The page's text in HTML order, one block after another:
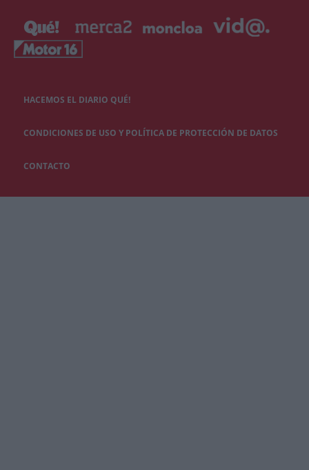
HACEMOS EL DIARIO QUÉ!
CONDICIONES DE USO Y POLÍTICA DE PROTECCIÓN DE DATOS
CONTACTO